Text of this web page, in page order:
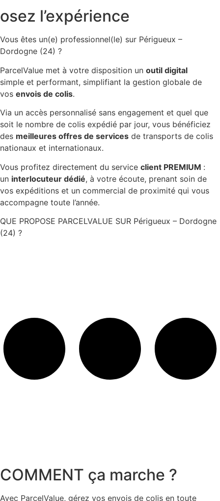
osez l’expérience
Vous êtes un(e) professionnel(le) sur Périgueux –
Dordogne (24) ?
ParcelValue met à votre disposition un outil digital
simple et performant, simplifiant la gestion globale de
vos envois de colis.
Via un accès personnalisé sans engagement et quel que
soit le nombre de colis expédié par jour, vous bénéficiez
des meilleures offres de services de transports de colis
nationaux et internationaux.
Vous profitez directement du service client PREMIUM :
un interlocuteur dédié, à votre écoute, prenant soin de
vos expéditions et un commercial de proximité qui vous
accompagne toute l’année.
QUE PROPOSE PARCELVALUE SUR Périgueux – Dordogne
(24) ?
COMMENT ça marche ?
Avec ParcelValue, gérez vos envois de colis en toute